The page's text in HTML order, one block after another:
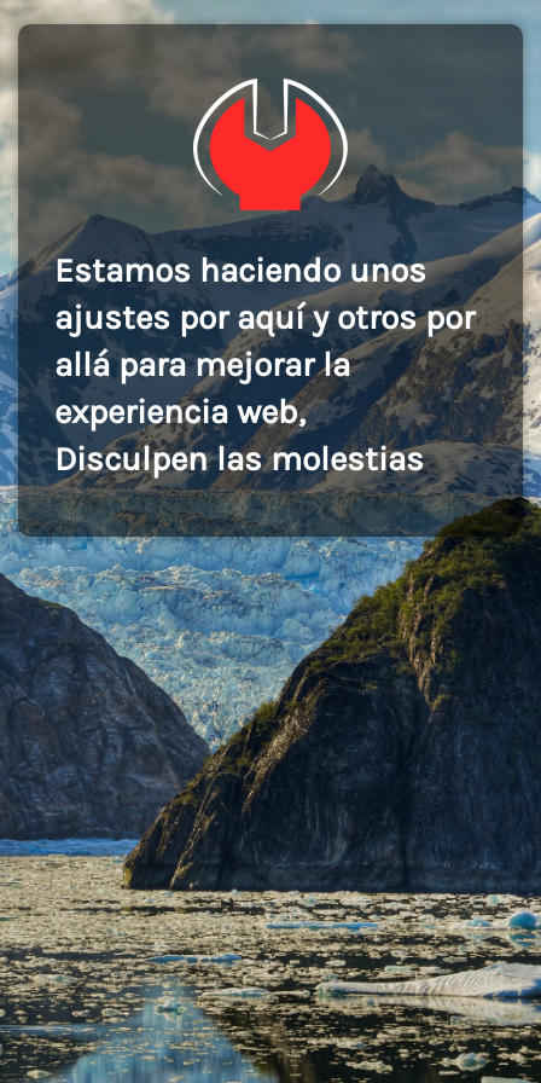
Estamos haciendo unos
ajustes por aquí y otros por
allá para mejorar la
experiencia web,
Disculpen las molestias